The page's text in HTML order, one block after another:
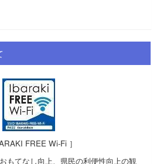
FREE Wi-Fi ］
もてなし向上、県民の利便性向上の観